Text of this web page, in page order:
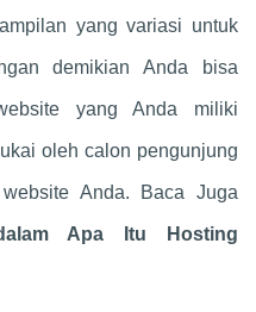
yang variasi untuk
demikian Anda bisa
yang Anda miliki
oleh calon pengunjung
Anda. Baca Juga
Apa Itu Hosting